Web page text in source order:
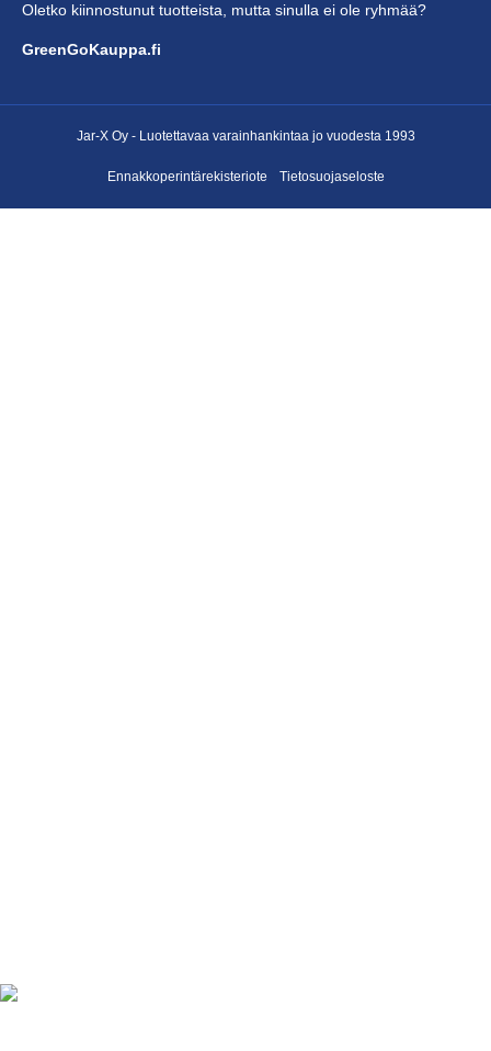
Oletko kiinnostunut tuotteista, mutta sinulla ei ole ryhmää?
GreenGoKauppa.fi
Jar-X Oy - Luotettavaa varainhankintaajo vuodesta 1993
Ennakkoperintärekisteriote Tietosuojaseloste